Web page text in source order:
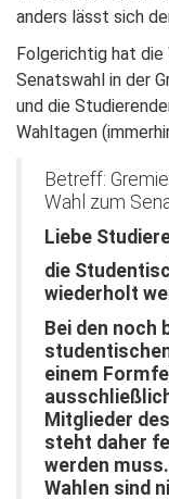
anders lässt sich
Folgerichtig hat die
Senatswahl in der
und die
Wahltagen
Betreff:
Wahl zum
Liebe
die
wiederholt
Bei den noch
einem
Mitglieder
steht daher
werden
Wahlen sind